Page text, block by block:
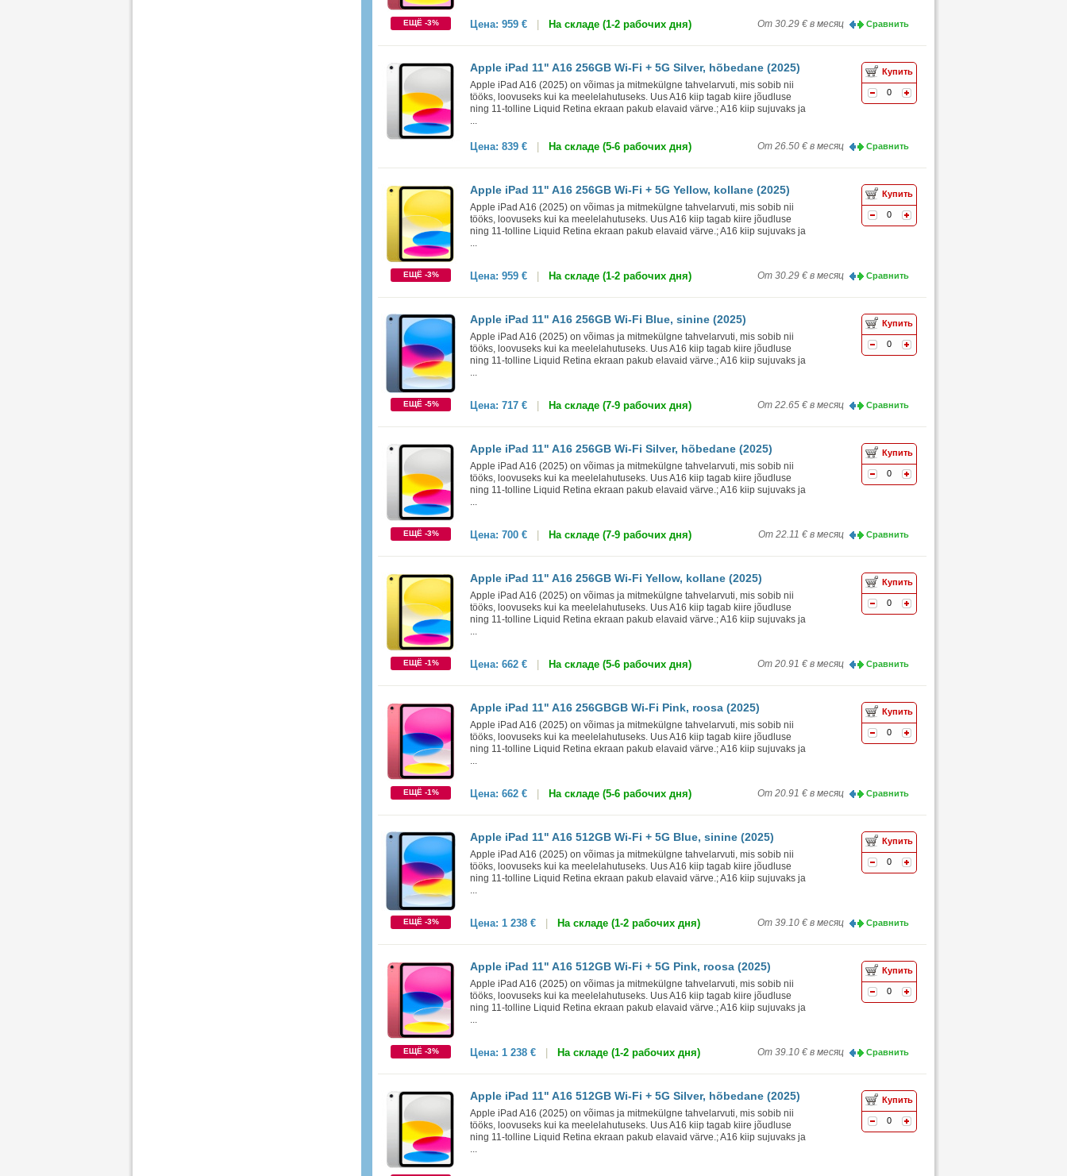
ЕЩЁ -3% Цена: 959 € На складе (1-2 рабочих дня) От 30.29 € в месяц Сравнить
Apple iPad 11" A16 256GB Wi-Fi + 5G Silver, hõbedane (2025)
Apple iPad A16 (2025) on võimas ja mitmekülgne tahvelarvuti, mis sobib nii
tööks, loovuseks kui ka meelelahutuseks. Uus A16 kiip tagab kiire jõudluse
ning 11-tolline Liquid Retina ekraan pakub elavaid värve.; A16 kiip sujuvaks ja
...
Купить
0
Цена: 839 € На складе (5-6 рабочих дня) От 26.50 € в месяц Сравнить
Apple iPad 11" A16 256GB Wi-Fi + 5G Yellow, kollane (2025)
Apple iPad A16 (2025) on võimas ja mitmekülgne tahvelarvuti, mis sobib nii
tööks, loovuseks kui ka meelelahutuseks. Uus A16 kiip tagab kiire jõudluse
ning 11-tolline Liquid Retina ekraan pakub elavaid värve.; A16 kiip sujuvaks ja
...
Купить
0
ЕЩЁ -3% Цена: 959 € На складе (1-2 рабочих дня) От 30.29 € в месяц Сравнить
Apple iPad 11" A16 256GB Wi-Fi Blue, sinine (2025)
Apple iPad A16 (2025) on võimas ja mitmekülgne tahvelarvuti, mis sobib nii
tööks, loovuseks kui ka meelelahutuseks. Uus A16 kiip tagab kiire jõudluse
ning 11-tolline Liquid Retina ekraan pakub elavaid värve.; A16 kiip sujuvaks ja
...
Купить
0
ЕЩЁ -5% Цена: 717 € На складе (7-9 рабочих дня) От 22.65 € в месяц Сравнить
Apple iPad 11" A16 256GB Wi-Fi Silver, hõbedane (2025)
Apple iPad A16 (2025) on võimas ja mitmekülgne tahvelarvuti, mis sobib nii
tööks, loovuseks kui ka meelelahutuseks. Uus A16 kiip tagab kiire jõudluse
ning 11-tolline Liquid Retina ekraan pakub elavaid värve.; A16 kiip sujuvaks ja
...
Купить
0
ЕЩЁ -3% Цена: 700 € На складе (7-9 рабочих дня) От 22.11 € в месяц Сравнить
Apple iPad 11" A16 256GB Wi-Fi Yellow, kollane (2025)
Apple iPad A16 (2025) on võimas ja mitmekülgne tahvelarvuti, mis sobib nii
tööks, loovuseks kui ka meelelahutuseks. Uus A16 kiip tagab kiire jõudluse
ning 11-tolline Liquid Retina ekraan pakub elavaid värve.; A16 kiip sujuvaks ja
...
Купить
0
ЕЩЁ -1% Цена: 662 € На складе (5-6 рабочих дня) От 20.91 € в месяц Сравнить
Apple iPad 11" A16 256GBGB Wi-Fi Pink, roosa (2025)
Apple iPad A16 (2025) on võimas ja mitmekülgne tahvelarvuti, mis sobib nii
tööks, loovuseks kui ka meelelahutuseks. Uus A16 kiip tagab kiire jõudluse
ning 11-tolline Liquid Retina ekraan pakub elavaid värve.; A16 kiip sujuvaks ja
...
Купить
0
ЕЩЁ -1% Цена: 662 € На складе (5-6 рабочих дня) От 20.91 € в месяц Сравнить
Apple iPad 11" A16 512GB Wi-Fi + 5G Blue, sinine (2025)
Apple iPad A16 (2025) on võimas ja mitmekülgne tahvelarvuti, mis sobib nii
tööks, loovuseks kui ka meelelahutuseks. Uus A16 kiip tagab kiire jõudluse
ning 11-tolline Liquid Retina ekraan pakub elavaid värve.; A16 kiip sujuvaks ja
...
Купить
0
ЕЩЁ -3% Цена: 1 238 € На складе (1-2 рабочих дня) От 39.10 € в месяц Сравнить
Apple iPad 11" A16 512GB Wi-Fi + 5G Pink, roosa (2025)
Apple iPad A16 (2025) on võimas ja mitmekülgne tahvelarvuti, mis sobib nii
tööks, loovuseks kui ka meelelahutuseks. Uus A16 kiip tagab kiire jõudluse
ning 11-tolline Liquid Retina ekraan pakub elavaid värve.; A16 kiip sujuvaks ja
...
Купить
0
ЕЩЁ -3% Цена: 1 238 € На складе (1-2 рабочих дня) От 39.10 € в месяц Сравнить
Apple iPad 11" A16 512GB Wi-Fi + 5G Silver, hõbedane (2025)
Apple iPad A16 (2025) on võimas ja mitmekülgne tahvelarvuti, mis sobib nii
tööks, loovuseks kui ka meelelahutuseks. Uus A16 kiip tagab kiire jõudluse
ning 11-tolline Liquid Retina ekraan pakub elavaid värve.; A16 kiip sujuvaks ja
...
Купить
0